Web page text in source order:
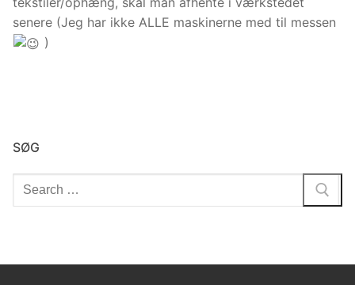
senere (Jeg har ikke ALLE maskinerne med til messen
)
SØG
Søg